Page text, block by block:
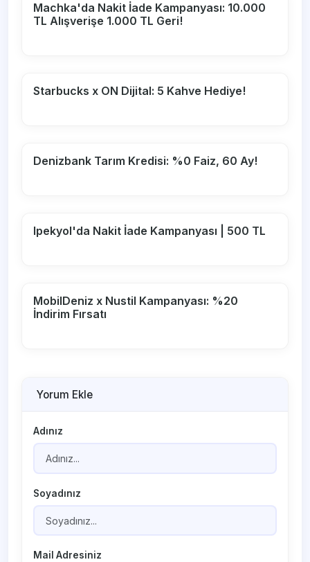
Machka'da Nakit İade Kampanyası: 10.000
TL Alışverişe 1.000 TL Geri!
Starbucks x ON Dijital: 5 Kahve Hediye!
Denizbank Tarım Kredisi: %0 Faiz, 60 Ay!
Ipekyol'da Nakit İade Kampanyası | 500 TL
MobilDeniz x Nustil Kampanyası: %20
İndirim Fırsatı
Yorum Ekle
Adınız
Soyadınız
Mail Adresiniz